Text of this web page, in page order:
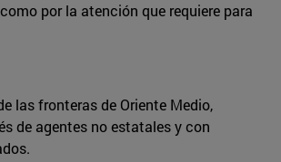
por la atención que requiere para
las fronteras de Oriente Medio,
de agentes no estatales y con